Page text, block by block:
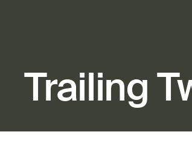
Trailing